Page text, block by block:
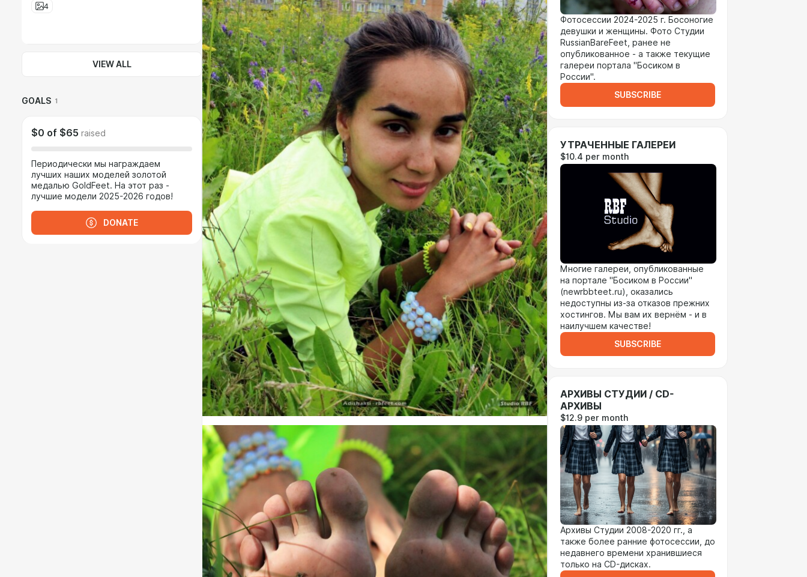
4
VIEW ALL
GOALS 1
$0 of $65 raised
Периодически мы награждаем
лучших наших моделей золотой
медалью GoldFeet. На этот раз -
лучшие модели 2025-2026 годов!
DONATE
Фотосессии 2024-2025 г. Босоногие
девушки и женщины. Фото Студии
RussianBareFeet, ранее не
опубликованное - а также текущие
галереи портала "Босиком в
России".
SUBSCRIBE
УТРАЧЕННЫЕ ГАЛЕРЕИ
$10.4 per month
Многие галереи, опубликованные
на портале "Босиком в России"
(newrbbteet.ru), оказались
недоступны из-за отказов прежних
хостингов. Мы вам их вернём - и в
наилучшем качестве!
SUBSCRIBE
АРХИВЫ СТУДИИ / CD-
АРХИВЫ
$12.9 per month
Архивы Студии 2008-2020 гг., а
также более ранние фотосессии, до
недавнего времени хранившиеся
только на CD-дисках.